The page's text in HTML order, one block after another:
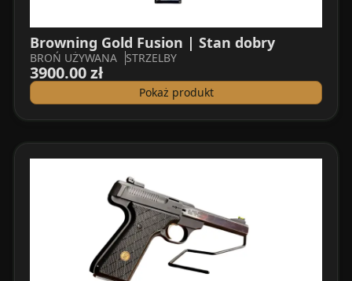
Browning Gold Fusion | Stan dobry
BROŃ UŻYWANA STRZELBY
3900.00 zł
Pokaż produkt